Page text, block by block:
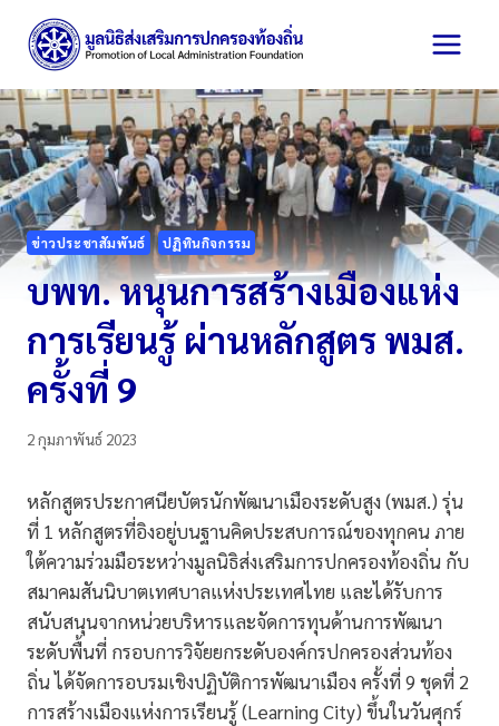
content
ข่าวประชาสัมพันธ์ ปฏิทินกิจกรรม
บพท. หนุนการสร้างเมืองแห่ง
การเรียนรู้ ผ่านหลักสูตร พมส.
ครั้งที่ 9
2 กุมภาพันธ์ 2023
หลักสูตรประกาศนียบัตรนักพัฒนาเมืองระดับสูง (พมส.) รุ่น
ที่ 1 หลักสูตรที่อิงอยู่บนฐานคิดประสบการณ์ของทุกคน ภาย
ใต้ความร่วมมือระหว่างมูลนิธิส่งเสริมการปกครองท้องถิ่น กับ
สมาคมสันนิบาตเทศบาลแห่งประเทศไทย และได้รับการ
สนับสนุนจากหน่วยบริหารและจัดการทุนด้านการพัฒนา
ระดับพื้นที่ กรอบการวิจัยยกระดับองค์กรปกครองส่วนท้อง
ถิ่น ได้จัดการอบรมเชิงปฏิบัติการพัฒนาเมือง ครั้งที่ 9 ชุดที่ 2
การสร้างเมืองแห่งการเรียนรู้ (Learning City) ขึ้นในวันศุกร์